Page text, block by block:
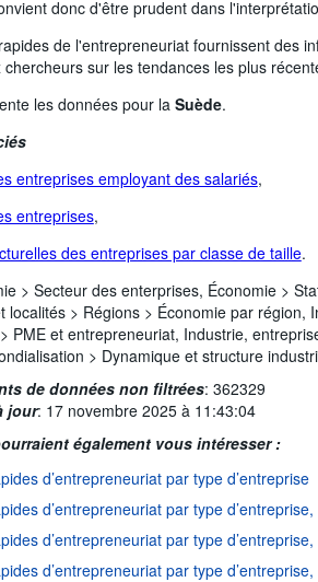
donc d'être prudent dans
de l'entrepreneuriat fournissent des
sur les tendances les plus
les données pour la Suède.
entreprises employant des salariés,
entreprises,
des entreprises par classe de taille.
> Secteur des enterprises, Économie >
localités > Régions > Économie par région,
PME et entrepreneuriat, Industrie,
> Dynamique et structure
de données non filtrées: 362329
jour: 17 novembre 2025 à 11:43:04
également vous intéresser :
d’entrepreneuriat par type d’entreprise
d’entrepreneuriat par type
d’entrepreneuriat par type
d’entrepreneuriat par type